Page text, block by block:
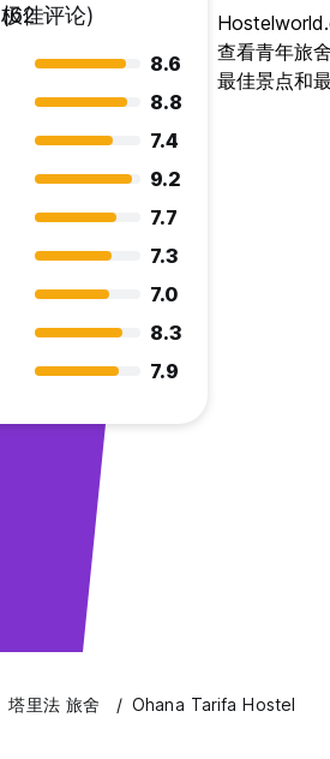
极佳
(62 评论)
8.6
8.8
7.4
9.2
7.7
7.3
7.0
8.3
7.9
查看青年旅
最佳景点和
塔里法 旅舍 Ohana Tarifa Hostel